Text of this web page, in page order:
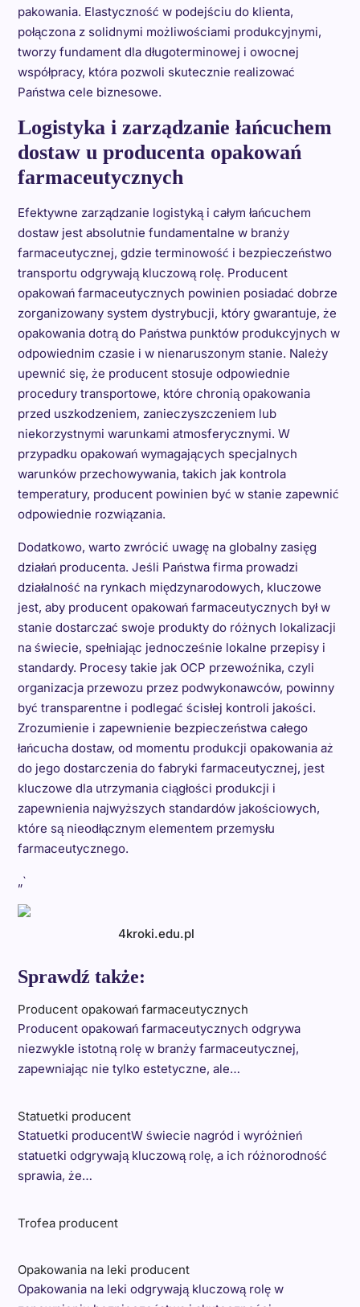
pakowania. Elastyczność w podejściu do klienta,
połączona z solidnymi możliwościami produkcyjnymi,
tworzy fundament dla długoterminowej i owocnej
współpracy, która pozwoli skutecznie realizować
Państwa cele biznesowe.
Logistyka i zarządzanie łańcuchem
dostaw u producenta opakowań
farmaceutycznych
Efektywne zarządzanie logistyką i całym łańcuchem
dostaw jest absolutnie fundamentalne w branży
farmaceutycznej, gdzie terminowość i bezpieczeństwo
transportu odgrywają kluczową rolę. Producent
opakowań farmaceutycznych powinien posiadać dobrze
zorganizowany system dystrybucji, który gwarantuje, że
opakowania dotrą do Państwa punktów produkcyjnych w
odpowiednim czasie i w nienaruszonym stanie. Należy
upewnić się, że producent stosuje odpowiednie
procedury transportowe, które chronią opakowania
przed uszkodzeniem, zanieczyszczeniem lub
niekorzystnymi warunkami atmosferycznymi. W
przypadku opakowań wymagających specjalnych
warunków przechowywania, takich jak kontrola
temperatury, producent powinien być w stanie zapewnić
odpowiednie rozwiązania.
Dodatkowo, warto zwrócić uwagę na globalny zasięg
działań producenta. Jeśli Państwa firma prowadzi
działalność na rynkach międzynarodowych, kluczowe
jest, aby producent opakowań farmaceutycznych był w
stanie dostarczać swoje produkty do różnych lokalizacji
na świecie, spełniając jednocześnie lokalne przepisy i
standardy. Procesy takie jak OCP przewoźnika, czyli
organizacja przewozu przez podwykonawców, powinny
być transparentne i podlegać ścisłej kontroli jakości.
Zrozumienie i zapewnienie bezpieczeństwa całego
łańcucha dostaw, od momentu produkcji opakowania aż
do jego dostarczenia do fabryki farmaceutycznej, jest
kluczowe dla utrzymania ciągłości produkcji i
zapewnienia najwyższych standardów jakościowych,
które są nieodłącznym elementem przemysłu
farmaceutycznego.
„`
4kroki.edu.pl
Sprawdź także:
Producent opakowań farmaceutycznych
Producent opakowań farmaceutycznych odgrywa
niezwykle istotną rolę w branży farmaceutycznej,
zapewniając nie tylko estetyczne, ale…
Statuetki producent
Statuetki producentW świecie nagród i wyróżnień
statuetki odgrywają kluczową rolę, a ich różnorodność
sprawia, że…
Trofea producent
Opakowania na leki producent
Opakowania na leki odgrywają kluczową rolę w